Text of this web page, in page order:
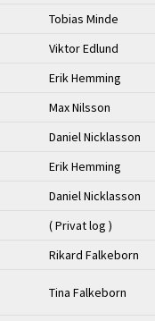
Tobias Minde
Viktor Edlund
Erik Hemming
Max Nilsson
Daniel Nicklasson
Erik Hemming
Daniel Nicklasson
( Privat log )
Rikard Falkeborn
Tina Falkeborn